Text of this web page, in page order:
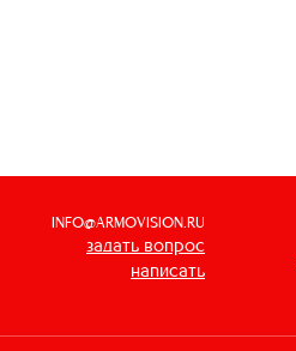
INFO@ARMOVISION.RU
задать вопрос
написать